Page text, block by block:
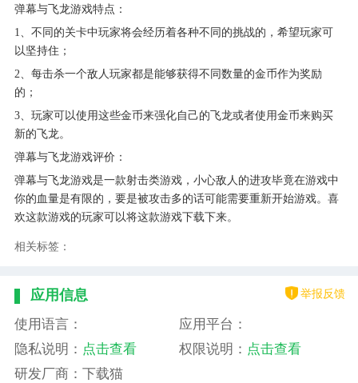
弹幕与飞龙游戏特点：
1、不同的关卡中玩家将会经历着各种不同的挑战的，希望玩家可
以坚持住；
2、每击杀一个敌人玩家都是能够获得不同数量的金币作为奖励
的；
3、玩家可以使用这些金币来强化自己的飞龙或者使用金币来购买
新的飞龙。
弹幕与飞龙游戏评价：
弹幕与飞龙游戏是一款射击类游戏，小心敌人的进攻毕竟在游戏中
你的血量是有限的，要是被攻击多的话可能需要重新开始游戏。喜
欢这款游戏的玩家可以将这款游戏下载下来。
相关标签：
应用信息 举报反馈
使用语言：
应用平台：
隐私说明： 点击查看 权限说明： 点击查看
研发厂商：下载猫